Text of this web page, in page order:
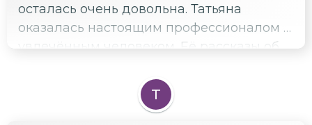
осталась очень довольна. Татьяна
оказалась настоящим профессионалом и
увлечённым человеком. Её рассказы об
очень интересны и эмоциональны.
Особенно мне понравилось, как Татьяна
Т